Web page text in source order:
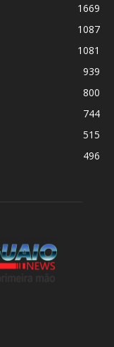
1669
1087
1081
939
800
744
515
496